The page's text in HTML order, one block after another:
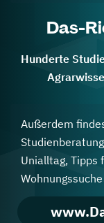
Das-
Hunderte
Außerdem
Unialltag, Tipps